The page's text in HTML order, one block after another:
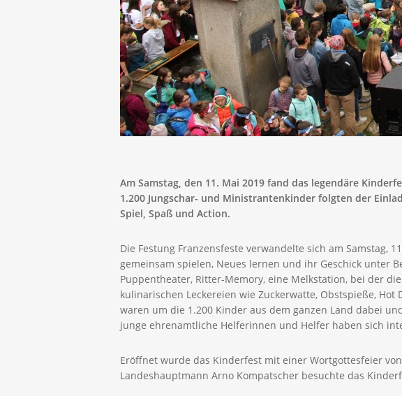
Am Samstag, den 11. Mai 2019 fand das legendäre
1.200 Jungschar- und Ministrantenkinder folgten der
Spiel, Spaß und Action.
Die Festung Franzensfeste verwandelte sich am Samstag,
gemeinsam spielen, Neues lernen und ihr Geschick unter
Puppentheater, Ritter-Memory, eine Melkstation, bei der
kulinarischen Leckereien wie Zuckerwatte, Obstspieße,
waren um die 1.200 Kinder aus dem ganzen Land dabei
junge ehrenamtliche Helferinnen und Helfer haben sich
Eröffnet wurde das Kinderfest mit einer Wortgottesfeier
Landeshauptmann Arno Kompatscher besuchte das